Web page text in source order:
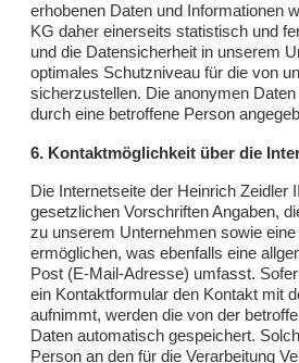
erhobenen Daten und Informationen
KG daher einerseits statistisch und
und die Datensicherheit in unserem
optimales Schutzniveau für die von
sicherzustellen. Die anonymen
durch eine betroffene Person
6. Kontaktmöglichkeit über die
Die Internetseite der Heinrich
gesetzlichen Vorschriften Angaben,
zu unserem Unternehmen sowie
ermöglichen, was ebenfalls eine
Post (E-Mail-Adresse) umfasst.
ein Kontaktformular den Kontakt mit
aufnimmt, werden die von der
Daten automatisch gespeichert.
Person an den für die Verarbeitung